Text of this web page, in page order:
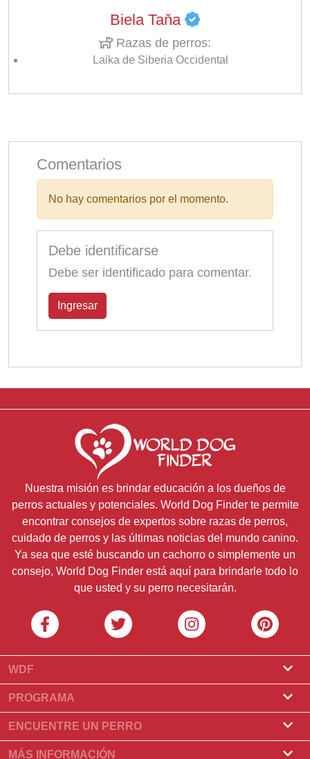
Biela Taňa
Razas de perros:
Laika de Siberia Occidental
Comentarios
No hay comentarios por el momento.
Debe identificarse
Debe ser identificado para comentar.
Ingresar
Nuestra misión es brindar educación a los dueños de
perros actuales y potenciales. World Dog Finder te permite
encontrar consejos de expertos sobre razas de perros,
cuidado de perros y las últimas noticias del mundo canino.
Ya sea que esté buscando un cachorro o simplemente un
consejo, World Dog Finder está aquí para brindarle todo lo
que usted y su perro necesitarán.
WDF
Sobre nosotros
¿Qué es World Dog Finder?
¿Qué asociaciones aceptamos?
PROGRAMA
Programa de criadores
Programa para peluqueros
ENCUENTRE UN PERRO
Encontrar un criadero
MÁS INFORMACIÓN